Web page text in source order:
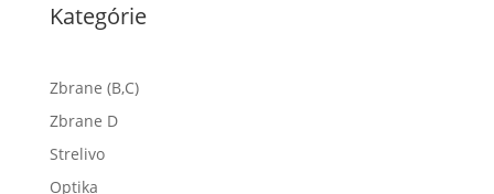
Kategórie
Zbrane (B,C)
Zbrane D
Strelivo
Optika